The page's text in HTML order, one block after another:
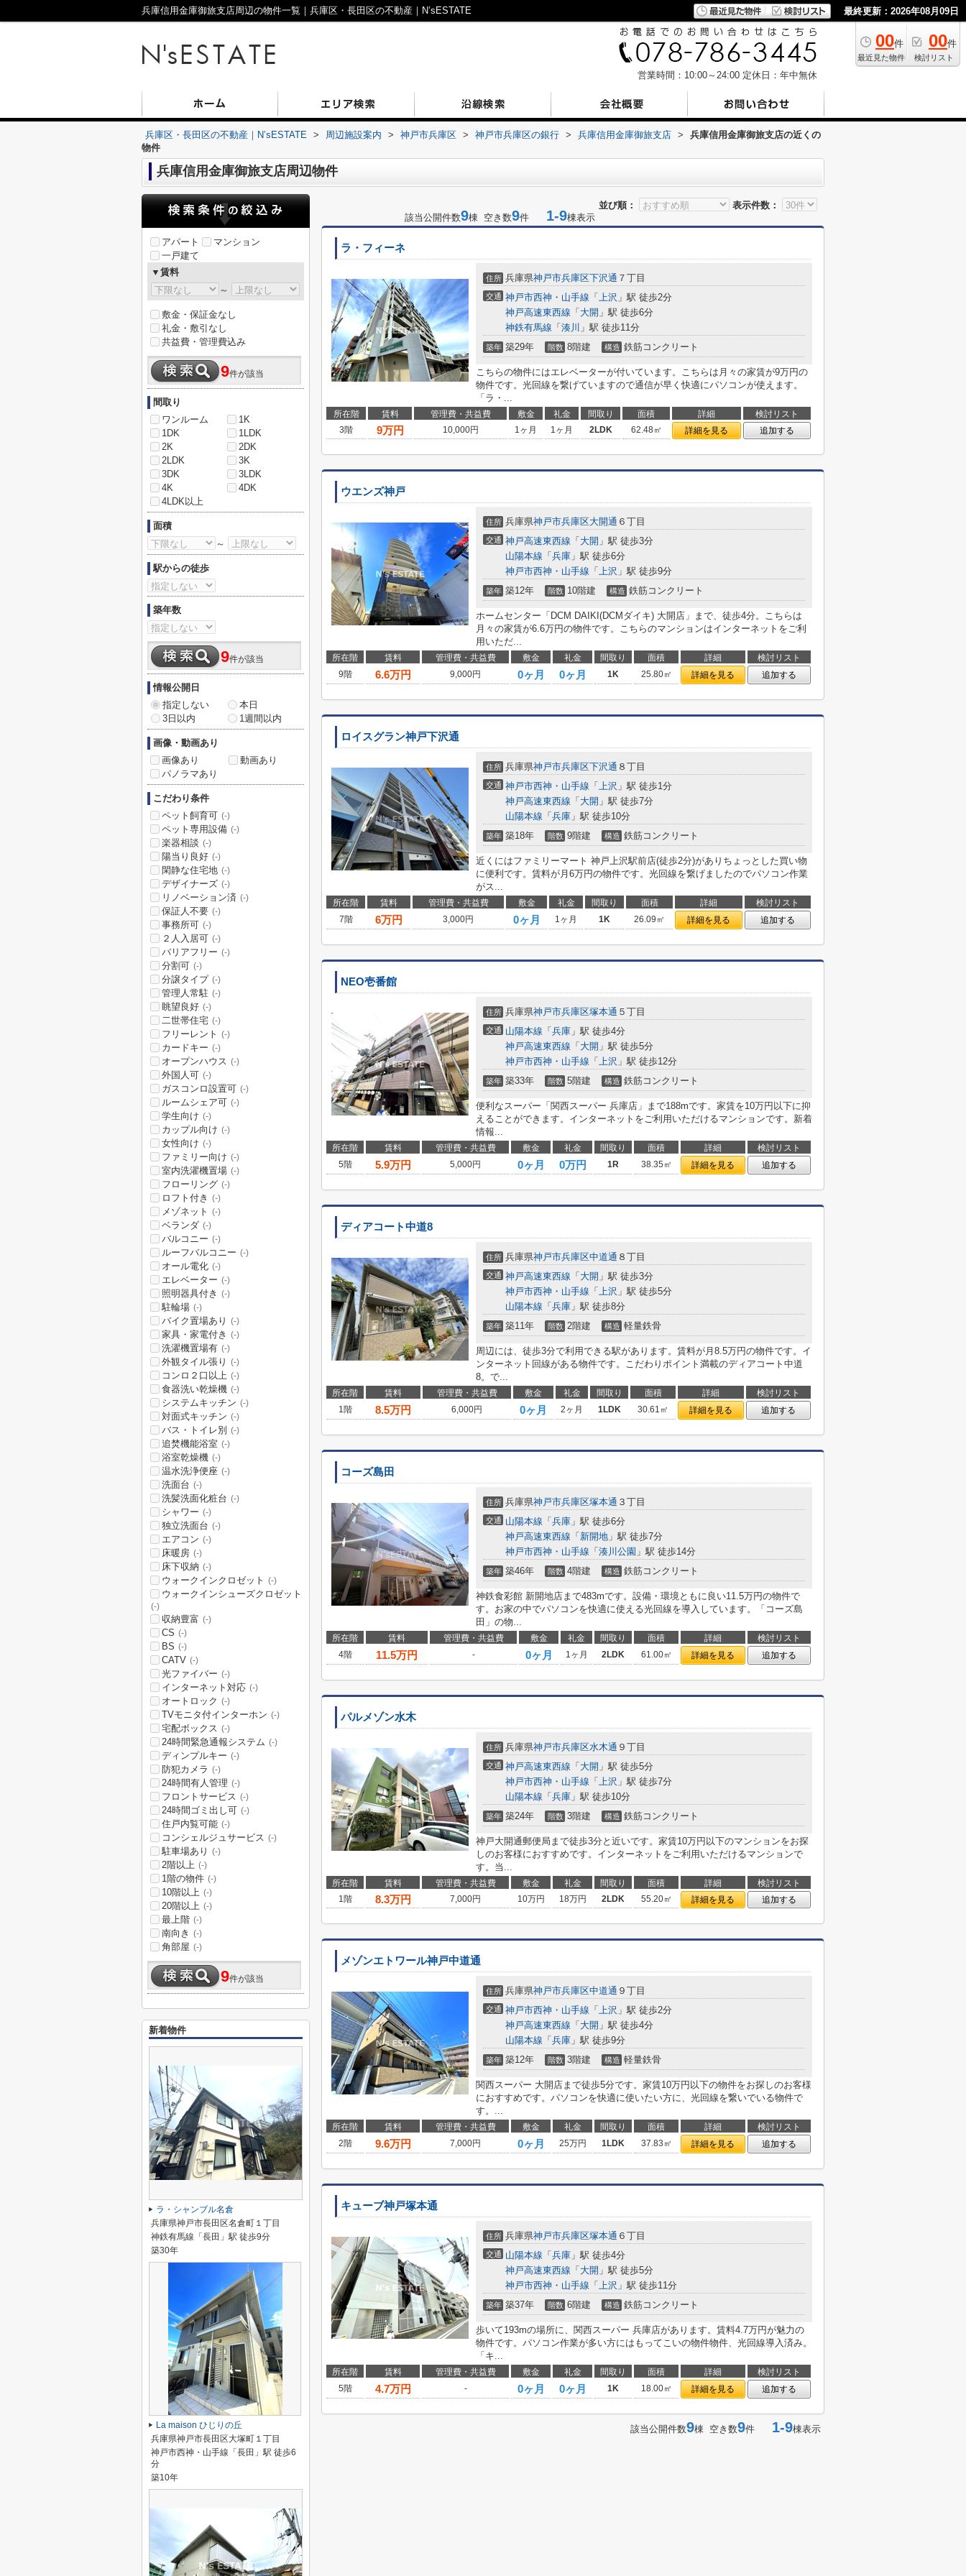
兵庫信用金庫御旅支店周辺の物件一覧｜兵庫区・長田区の不動産｜N’sESTATE 最終更新：2026年08月09日
00件
最近見た物件
00件
検討リスト
営業時間：10:00～24:00 定休日：年中無休
兵庫区・長田区の不動産｜N’sESTATE > 周辺施設案内 > 神戸市兵庫区 > 神戸市兵庫区の銀行 > 兵庫信用金庫御旅支店 >
兵庫信用金庫御旅支店の近くの
物件
兵庫信用金庫御旅支店周辺物件
並び順：
表示件数：
該当公開件数9棟 空き数9件 1-9棟表示
ラ・フィーネ
住所 兵庫県神戸市兵庫区下沢通 ７丁目
交通 神戸市西神・山手線 「 上沢 」駅 徒歩2分
神戸高速東西線 「 大開 」駅 徒歩6分
神鉄有馬線 「 湊川 」駅 徒歩11分
築年 築29年 階数 8階建 構造 鉄筋コンクリート
こちらの物件にはエレベーターが付いています。こちらは月々の家賃が9万円の
物件です。光回線を繋げていますので通信が早く快適にパソコンが使えます。
「ラ・...
所在階 賃料 管理費・共益費 敷金 礼金 間取り 面積 詳細
検討リスト
3階
9万円 10,000円 1ヶ月 1ヶ月 2LDK 62.48㎡ 詳細を見る 追加する
ウエンズ神戸
住所 兵庫県神戸市兵庫区大開通 ６丁目
交通 神戸高速東西線 「 大開 」駅 徒歩3分
山陽本線 「 兵庫 」駅 徒歩6分
神戸市西神・山手線 「 上沢 」駅 徒歩9分
築年 築12年 階数 10階建 構造 鉄筋コンクリート
ホームセンター「DCM DAIKI(DCMダイキ) 大開店」まで、徒歩4分。こちらは
月々の家賃が6.6万円の物件です。こちらのマンションはインターネットをご利
用いただ...
所在階 賃料 管理費・共益費 敷金 礼金 間取り 面積 詳細
検討リスト
9階
6.6万円 9,000円 0ヶ月 0ヶ月 1K 25.80㎡ 詳細を見る 追加する
ロイスグラン神戸下沢通
住所 兵庫県神戸市兵庫区下沢通 ８丁目
交通 神戸市西神・山手線 「 上沢 」駅 徒歩1分
神戸高速東西線 「 大開 」駅 徒歩7分
山陽本線 「 兵庫 」駅 徒歩10分
築年 築18年 階数 9階建 構造 鉄筋コンクリート
近くにはファミリーマート 神戸上沢駅前店(徒歩2分)がありちょっとした買い物
に便利です。賃料が月6万円の物件です。光回線を繋げましたのでパソコン作業
がス...
所在階 賃料 管理費・共益費 敷金 礼金 間取り 面積 詳細
検討リスト
7階
6万円 3,000円 0ヶ月 1ヶ月 1K 26.09㎡ 詳細を見る 追加する
NEO壱番館
住所 兵庫県神戸市兵庫区塚本通 ５丁目
交通 山陽本線 「 兵庫 」駅 徒歩4分
神戸高速東西線 「 大開 」駅 徒歩5分
神戸市西神・山手線 「 上沢 」駅 徒歩12分
築年 築33年 階数 5階建 構造 鉄筋コンクリート
便利なスーパー「関西スーパー 兵庫店」まで188mです。家賃を10万円以下に抑
えることができます。インターネットをご利用いただけるマンションです。新着
情報...
所在階 賃料 管理費・共益費 敷金 礼金 間取り 面積 詳細
検討リスト
5階
5.9万円 5,000円 0ヶ月 0万円 1R 38.35㎡ 詳細を見る 追加する
ディアコート中道8
住所 兵庫県神戸市兵庫区中道通 ８丁目
交通 神戸高速東西線 「 大開 」駅 徒歩3分
神戸市西神・山手線 「 上沢 」駅 徒歩5分
山陽本線 「 兵庫 」駅 徒歩8分
築年 築11年 階数 2階建 構造 軽量鉄骨
周辺には、徒歩3分で利用できる駅があります。賃料が月8.5万円の物件です。イ
ンターネット回線がある物件です。こだわりポイント満載のディアコート中道
8。で...
所在階 賃料 管理費・共益費 敷金 礼金 間取り 面積 詳細
検討リスト
1階
8.5万円 6,000円 0ヶ月 2ヶ月 1LDK 30.61㎡ 詳細を見る 追加する
コーズ島田
住所 兵庫県神戸市兵庫区塚本通 ３丁目
交通 山陽本線 「 兵庫 」駅 徒歩6分
神戸高速東西線 「 新開地 」駅 徒歩7分
神戸市西神・山手線 「 湊川公園 」駅 徒歩14分
築年 築46年 階数 4階建 構造 鉄筋コンクリート
神鉄食彩館 新開地店まで483mです。設備・環境ともに良い11.5万円の物件で
す。お家の中でパソコンを快適に使える光回線を導入しています。「コーズ島
田」の物...
所在階 賃料 管理費・共益費 敷金 礼金 間取り 面積 詳細
検討リスト
4階
11.5万円 - 0ヶ月 1ヶ月 2LDK 61.00㎡ 詳細を見る 追加する
パルメゾン水木
住所 兵庫県神戸市兵庫区水木通 ９丁目
交通 神戸高速東西線 「 大開 」駅 徒歩5分
神戸市西神・山手線 「 上沢 」駅 徒歩7分
山陽本線 「 兵庫 」駅 徒歩10分
築年 築24年 階数 3階建 構造 鉄筋コンクリート
神戸大開通郵便局まで徒歩3分と近いです。家賃10万円以下のマンションをお探
しのお客様におすすめです。インターネットをご利用いただけるマンションで
す。当...
所在階 賃料 管理費・共益費 敷金 礼金 間取り 面積 詳細
検討リスト
1階
8.3万円 7,000円 10万円 18万円 2LDK 55.20㎡ 詳細を見る 追加する
メゾンエトワール神戸中道通
住所 兵庫県神戸市兵庫区中道通 ９丁目
交通 神戸市西神・山手線 「 上沢 」駅 徒歩2分
神戸高速東西線 「 大開 」駅 徒歩4分
山陽本線 「 兵庫 」駅 徒歩9分
築年 築12年 階数 3階建 構造 軽量鉄骨
関西スーパー 大開店まで徒歩5分です。家賃10万円以下の物件をお探しのお客様
におすすめです。パソコンを快適に使いたい方に、光回線を繋いでいる物件で
す。...
所在階 賃料 管理費・共益費 敷金 礼金 間取り 面積 詳細
検討リスト
2階
9.6万円 7,000円 0ヶ月 25万円 1LDK 37.83㎡ 詳細を見る 追加する
キューブ神戸塚本通
住所 兵庫県神戸市兵庫区塚本通 ６丁目
交通 山陽本線 「 兵庫 」駅 徒歩4分
神戸高速東西線 「 大開 」駅 徒歩5分
神戸市西神・山手線 「 上沢 」駅 徒歩11分
築年 築37年 階数 6階建 構造 鉄筋コンクリート
歩いて193mの場所に、関西スーパー 兵庫店があります。賃料4.7万円が魅力の
物件です。パソコン作業が多い方にはもってこいの物件物件、光回線導入済み。
「キ...
所在階 賃料 管理費・共益費 敷金 礼金 間取り 面積 詳細
検討リスト
5階
4.7万円 - 0ヶ月 0ヶ月 1K 18.00㎡ 詳細を見る 追加する
該当公開件数9棟 空き数9件 1-9棟表示
アパート
マンション
一戸建て
▼賃料
～
敷金・保証金なし
礼金・敷引なし
共益費・管理費込み
9件が該当
間取り
ワンルーム
1K
1DK
1LDK
2K
2DK
2LDK
3K
3DK
3LDK
4K
4DK
4LDK以上
面積
～
駅からの徒歩
築年数
9件が該当
情報公開日
指定しない
本日
3日以内
1週間以内
画像・動画あり
画像あり
動画あり
パノラマあり
こだわり条件
ペット飼育可 (-)
ペット専用設備 (-)
楽器相談 (-)
陽当り良好 (-)
閑静な住宅地 (-)
デザイナーズ (-)
リノベーション済 (-)
保証人不要 (-)
事務所可 (-)
２人入居可 (-)
バリアフリー (-)
分割可 (-)
分譲タイプ (-)
管理人常駐 (-)
眺望良好 (-)
二世帯住宅 (-)
フリーレント (-)
カードキー (-)
オープンハウス (-)
外国人可 (-)
ガスコンロ設置可 (-)
ルームシェア可 (-)
学生向け (-)
カップル向け (-)
女性向け (-)
ファミリー向け (-)
室内洗濯機置場 (-)
フローリング (-)
ロフト付き (-)
メゾネット (-)
ベランダ (-)
バルコニー (-)
ルーフバルコニー (-)
オール電化 (-)
エレベーター (-)
照明器具付き (-)
駐輪場 (-)
バイク置場あり (-)
家具・家電付き (-)
洗濯機置場有 (-)
外観タイル張り (-)
コンロ２口以上 (-)
食器洗い乾燥機 (-)
システムキッチン (-)
対面式キッチン (-)
バス・トイレ別 (-)
追焚機能浴室 (-)
浴室乾燥機 (-)
温水洗浄便座 (-)
洗面台 (-)
洗髪洗面化粧台 (-)
シャワー (-)
独立洗面台 (-)
エアコン (-)
床暖房 (-)
床下収納 (-)
ウォークインクロゼット (-)
ウォークインシューズクロゼット
(-)
収納豊富 (-)
CS (-)
BS (-)
CATV (-)
光ファイバー (-)
インターネット対応 (-)
オートロック (-)
TVモニタ付インターホン (-)
宅配ボックス (-)
24時間緊急通報システム (-)
ディンプルキー (-)
防犯カメラ (-)
24時間有人管理 (-)
フロントサービス (-)
24時間ゴミ出し可 (-)
住戸内覧可能 (-)
コンシェルジュサービス (-)
駐車場あり (-)
2階以上 (-)
1階の物件 (-)
10階以上 (-)
20階以上 (-)
最上階 (-)
南向き (-)
角部屋 (-)
9件が該当
新着物件
ラ・シャンブル名倉
兵庫県神戸市長田区名倉町１丁目
神鉄有馬線「長田」駅 徒歩9分
築30年
La maison ひじりの丘
兵庫県神戸市長田区大塚町１丁目
神戸市西神・山手線「長田」駅 徒歩6
分
築10年